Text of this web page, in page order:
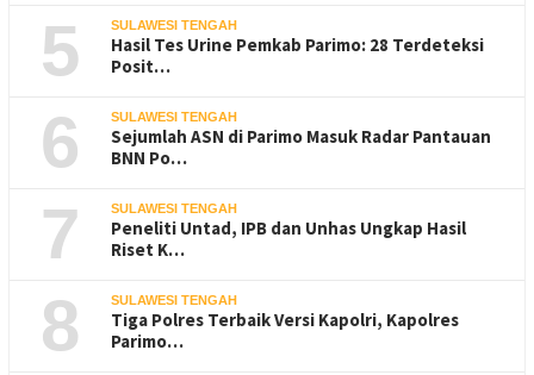
5 SULAWESI TENGAH
Hasil Tes Urine Pemkab Parimo: 28 Terdeteksi
Posit…
6 SULAWESI TENGAH
Sejumlah ASN di Parimo Masuk Radar Pantauan
BNN Po…
7 SULAWESI TENGAH
Peneliti Untad, IPB dan Unhas Ungkap Hasil
Riset K…
8 SULAWESI TENGAH
Tiga Polres Terbaik Versi Kapolri, Kapolres
Parimo…